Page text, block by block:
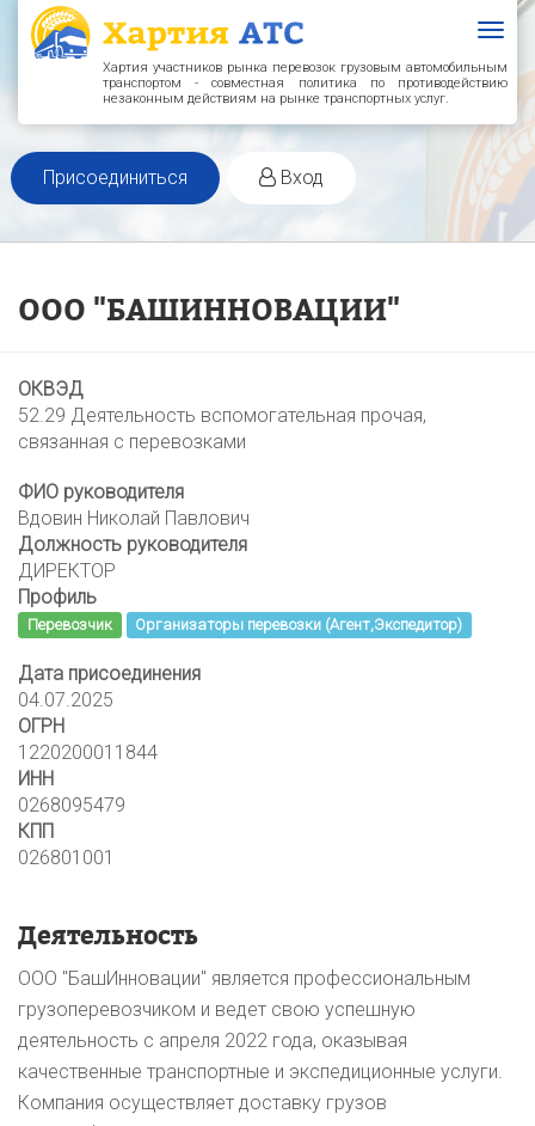
Хартия участников рынка перевозок грузовым автомобильным
транспортом - совместная политика по противодействию
незаконным действиям на рынке транспортных услуг.
Присоединиться Вход
ООО "БАШИННОВАЦИИ"
ОКВЭД
52.29 Деятельность вспомогательная прочая,
связанная с перевозками
ФИО руководителя
Вдовин Николай Павлович
Должность руководителя
ДИРЕКТОР
Профиль
Перевозчик Организаторы перевозки (Агент,Экспедитор)
Дата присоединения
04.07.2025
ОГРН
1220200011844
ИНН
0268095479
КПП
026801001
Деятельность
ООО "БашИнновации" является профессиональным
грузоперевозчиком и ведет свою успешную
деятельность с апреля 2022 года, оказывая
качественные транспортные и экспедиционные услуги.
Компания осуществляет доставку грузов